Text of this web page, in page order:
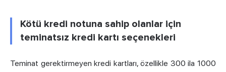
Kötü kredi notuna sahip olanlar için
teminatsız kredi kartı seçenekleri
Teminat gerektirmeyen kredi kartları, özellikle 300 ila 1000